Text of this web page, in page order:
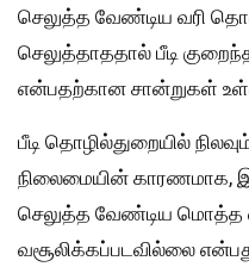
செலுத்த வேண்டிய வரி
செலுத்தாததால் பீடி
என்பதற்கான சான்றுகள்
பீடி தொழில்துறையில்
நிலைமையின் காரணமாக,
செலுத்த வேண்டிய மொத்த
வசூலிக்கப்படவில்லை